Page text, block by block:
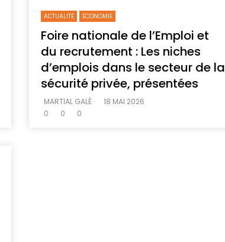
ACTUALITE ECONOMIE
Foire nationale de l’Emploi et
du recrutement : Les niches
d’emplois dans le secteur de la
sécurité privée, présentées
MARTIAL GALÉ
18 MAI 2026
0
0 0